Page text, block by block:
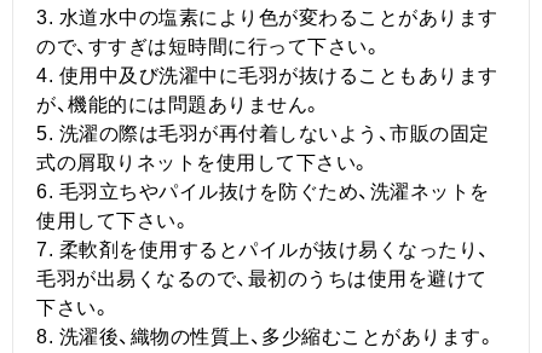
3. 水道水中の塩素により色が変わることがあります
ので、すすぎは短時間に行って下さい。
4. 使用中及び洗濯中に毛羽が抜けることもあります
が、機能的には問題ありません。
5. 洗濯の際は毛羽が再付着しないよう、市販の固定
式の屑取りネットを使用して下さい。
6. 毛羽立ちやパイル抜けを防ぐため、洗濯ネットを
使用して下さい。
7. 柔軟剤を使用するとパイルが抜け易くなったり、
毛羽が出易くなるので、最初のうちは使用を避けて
下さい。
8. 洗濯後、織物の性質上、多少縮むことがあります。